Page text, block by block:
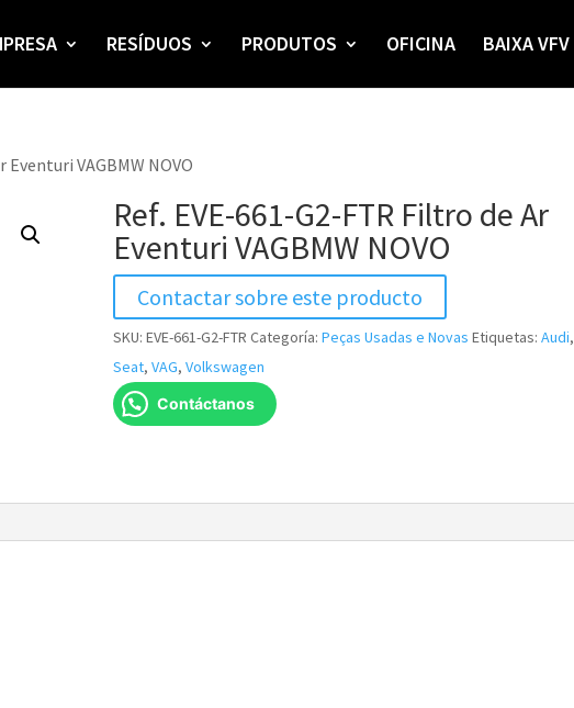
RESÍDUOS PRODUTOS OFICINA BAIXA VFV
VAGBMW NOVO
Ref. EVE-661-G2-FTR Filtro de Ar
Eventuri VAGBMW NOVO
Contactar sobre este producto
SKU: EVE-661-G2-FTR Categoría: Peças Usadas e Novas Etiquetas: Audi,
Seat, VAG, Volkswagen
Contáctanos